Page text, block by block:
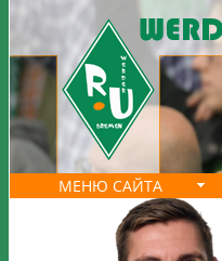
МЕНЮ САЙТА